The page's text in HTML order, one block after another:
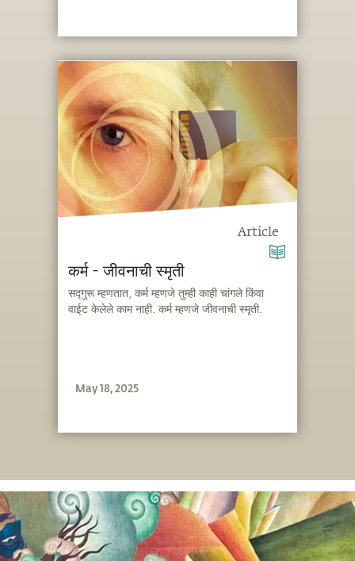
Article
कर्म - जीवनाची स्मृती
सद्गुरू म्हणतात, कर्म म्हणजे तुम्ही काही चांगले किंवा
वाईट केलेले काम नाही. कर्म म्हणजे जीवनाची स्मृती.
May 18, 2025